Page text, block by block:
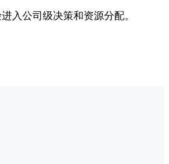
入公司级决策和资源分配。